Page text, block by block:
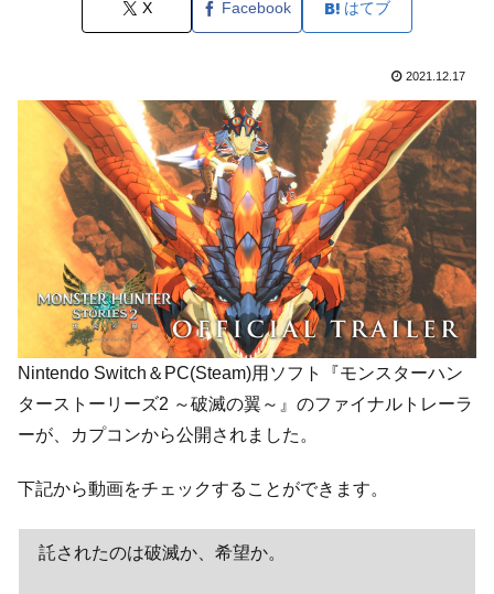
X Facebook はてブ
2021.12.17
Nintendo Switch＆PC(Steam)用ソフト『モンスターハン
ターストーリーズ2 ～破滅の翼～』のファイナルトレーラ
ーが、カプコンから公開されました。
下記から動画をチェックすることができます。
託されたのは破滅か、希望か。